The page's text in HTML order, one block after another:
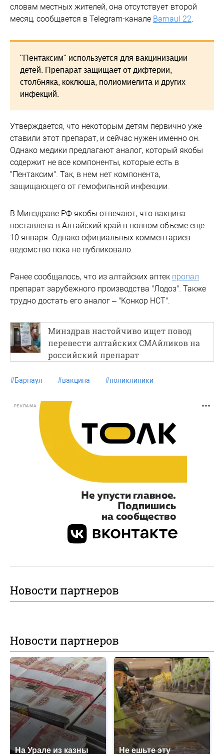
словам местных жителей, она отсутствует второй
месяц, сообщается в Telegram-канале Barnaul 22.
"Пентаксим" используется для вакцинизации
детей. Препарат защищает от дифтерии,
столбняка, коклюша, полиомиелита и других
инфекций.
Утверждается, что некоторым детям первично уже
ставили этот препарат, и сейчас нужен именно он.
Однако медики предлагают аналог, который якобы
содержит не все компоненты, которые есть в
"Пентаксим". Так, в нем нет компонента,
защищающего от гемофильной инфекции.
В Минздраве РФ якобы отвечают, что вакцина
поставлена в Алтайский край в полном объеме еще
10 января. Однако официальных комментариев
ведомство пока не публиковало.
Ранее сообщалось, что из алтайских аптек пропал
препарат зарубежного производства "Лодоз". Также
трудно достать его аналог – "Конкор НСТ".
Минздрав настойчиво ищет повод
перевести алтайских СМАйликов на
российский препарат
#Барнаул #вакцина #поликлиники
РЕКЛАМА
Новости партнеров
Новости партнеров
На Урале из казны Не ешьте эту